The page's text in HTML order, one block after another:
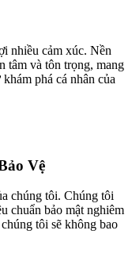
nhiều cảm xúc. Nền
tâm và tôn trọng, mang
phá cá nhân của
Vệ
chúng tôi. Chúng tôi
chuẩn bảo mật nghiêm
tôi sẽ không bao